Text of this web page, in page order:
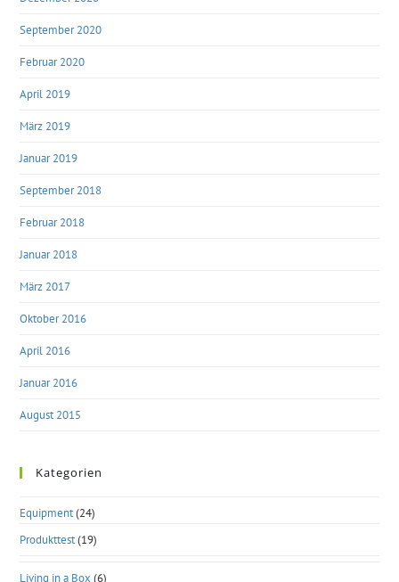
September 2020
Februar 2020
April 2019
März 2019
Januar 2019
September 2018
Februar 2018
Januar 2018
März 2017
Oktober 2016
April 2016
Januar 2016
August 2015
Kategorien
Equipment(24)
Produkttest(19)
Living in a Box (6)